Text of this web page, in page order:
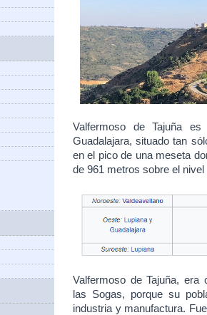
Valfermoso de Tajuña
Guadalajara, situado tan
en el pico de una meseta
de 961 metros sobre el nivel
Valfermoso de Tajuña, era
las Sogas, porque su
industria y manufactura.